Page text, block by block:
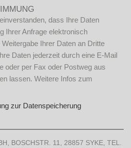
dass Ihre Daten
Ihrer Anfrage elektronisch
Ihrer Daten an Dritte
Daten jederzeit durch eine E-Mail
oder per Fax oder Postweg aus
lassen. Weitere Infos zum
zur Datenspeicherung
BOSCHSTR. 11, 28857 SYKE, TEL.